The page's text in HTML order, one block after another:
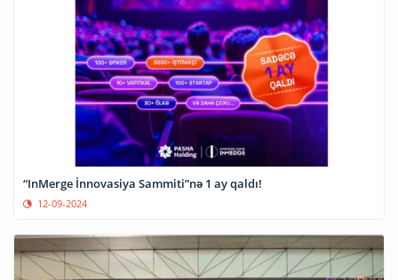
“InMerge İnnovasiya Sammiti”nə 1 ay qaldı!
12-09-2024